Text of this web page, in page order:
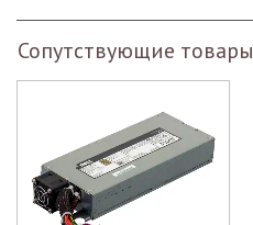
Сопутствующие товары